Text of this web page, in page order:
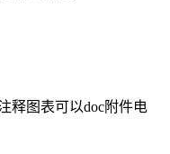
释图表可以doc附件电